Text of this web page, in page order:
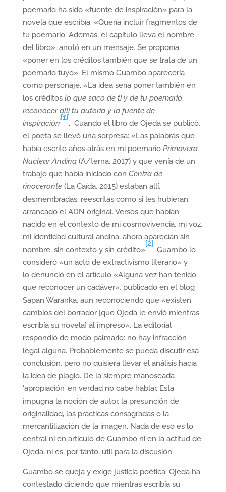
poemario ha sido «fuente de inspiración» para la
novela que escribía. «Quería incluir fragmentos de
tu poemario. Además, el capítulo lleva el nombre
del libro», anotó en un mensaje. Se proponía
«poner en los créditos también que se trata de un
poemario tuyo». El mismo Guambo aparecería
como personaje. «La idea sería poner también en
los créditos lo que saco de ti y de tu poemario,
reconocer allí tu autoría y la fuente de
inspiración
[1]
. Cuando el libro de Ojeda se publicó,
el poeta se llevó una sorpresa: «Las palabras que
había escrito años atrás en mi poemario Primavera
Nuclear Andina(A/terna, 2017) y que venía de un
trabajo que había iniciado con Ceniza de
rinoceronte(La Caída, 2015) estaban allí,
desmembradas, reescritas como si les hubieran
arrancado el ADN original. Versos que habían
nacido en el contexto de mi cosmovivencia, mi voz,
mi identidad cultural andina, ahora aparecían sin
nombre, sin contexto y sin crédito»
[2]
. Guambo lo
consideró «un acto de extractivismo literario» y
lo denunció en el artículo «Alguna vez han tenido
que reconocer un cadáver», publicado en el blog
Sapan Waranka, aun reconociendo que «existen
cambios del borrador [que Ojeda le envió mientras
escribía su novela] al impreso». La editorial
respondió de modo palmario: no hay infracción
legal alguna. Probablemente se pueda discutir esa
conclusión, pero no quisiera llevar el análisis hacia
la idea de plagio. De la siempre manoseada
‘apropiación’ en verdad no cabe hablar. Esta
impugna la noción de autor, la presunción de
originalidad, las prácticas consagradas o la
mercantilización de la imagen. Nada de eso es lo
central ni en artículo de Guambo ni en la actitud de
Ojeda, ni es, por tanto, útil para la discusión.
Guambo se queja y exige justicia poética. Ojeda ha
contestado diciendo que mientras escribía su